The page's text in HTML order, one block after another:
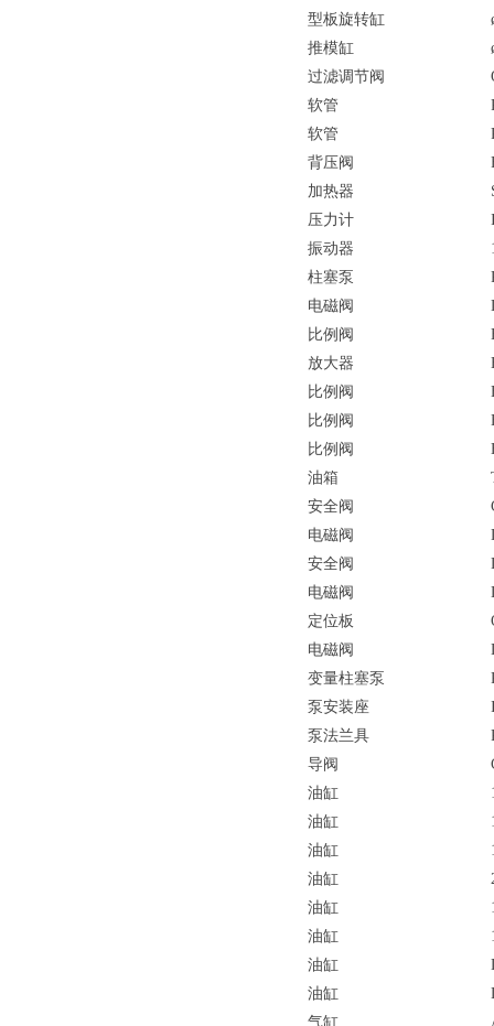
型板旋转缸
推模缸
过滤调节阀
软管
软管
背压阀
加热器
压力计
振动器
柱塞泵
电磁阀
比例阀
放大器
比例阀
比例阀
比例阀
油箱
安全阀
电磁阀
安全阀
电磁阀
定位板
电磁阀
变量柱塞泵
泵安装座
泵法兰具
导阀
油缸
油缸
油缸
油缸
油缸
油缸
油缸
油缸
气缸